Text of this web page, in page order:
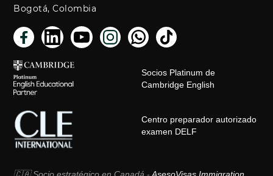
Bogotá, Colombia
Socios Platinum de
Cambridge English
Centro preparador autorizado
examen DELF
🇨🇦 Socio estratégico en Canadá -AsesoVisas Immigration